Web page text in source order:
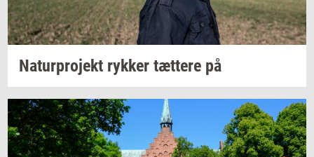
Na­tur­pro­jekt ryk­ker tæt­te­re på